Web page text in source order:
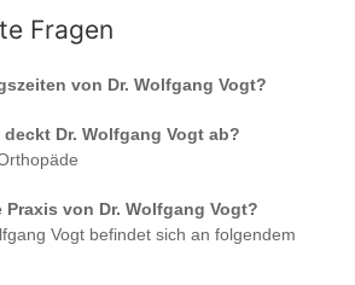
Fragen
von Dr. Wolfgang Vogt?
deckt Dr. Wolfgang Vogt ab?
Praxis von Dr. Wolfgang Vogt?
Vogt befindet sich an folgendem